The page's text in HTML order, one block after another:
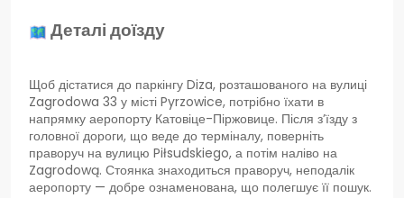
Деталі доїзду
Щоб дістатися до паркінгу Diza, розташованого на вулиці
Zagrodowa 33 у місті Pyrzowice, потрібно їхати в
напрямку аеропорту Катовіце-Піржовице. Після з’їзду з
головної дороги, що веде до терміналу, поверніть
праворуч на вулицю Piłsudskiego, а потім наліво на
Zagrodową. Стоянка знаходиться праворуч, неподалік
аеропорту — добре ознаменована, що полегшує її пошук.